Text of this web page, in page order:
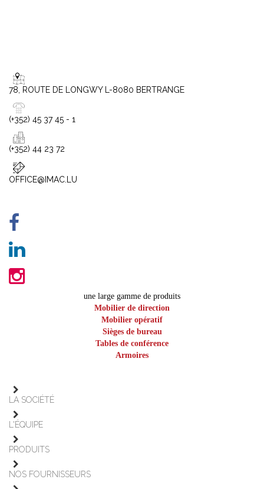
78, ROUTE DE LONGWY L-8080 BERTRANGE
(+352) 45 37 45 - 1
(+352) 44 23 72
OFFICE@IMAC.LU
une large gamme de produits
Mobilier de direction
Mobilier opératif
Sièges de bureau
Tables de conférence
Armoires
LA SOCIÉTÉ
L'ÉQUIPE
PRODUITS
NOS FOURNISSEURS